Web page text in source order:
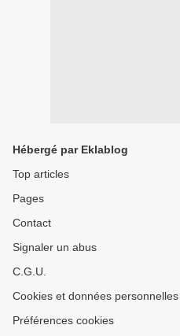
Hébergé par Eklablog
Top articles
Pages
Contact
Signaler un abus
C.G.U.
Cookies et données personnelles
Préférences cookies